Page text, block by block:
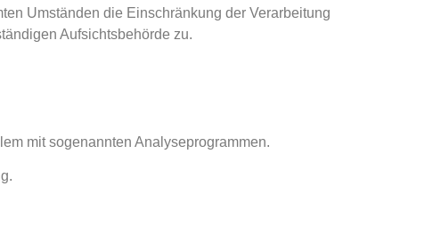
Umständen die Einschränkung der Verarbeitung
Aufsichtsbehörde zu.
mit sogenannten Analyseprogrammen.